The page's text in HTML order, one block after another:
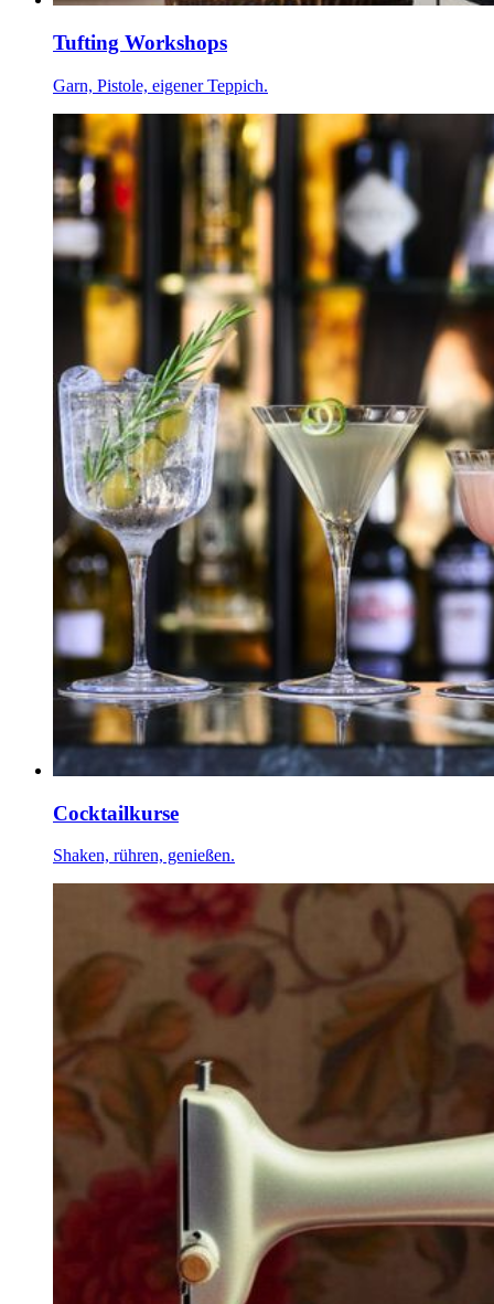
Tufting Workshops
Garn, Pistole, eigener Teppich.
Cocktailkurse
Shaken, rühren, genießen.